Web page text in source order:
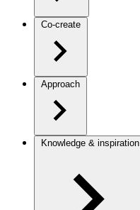
Co-create
Approach
Knowledge & inspiration